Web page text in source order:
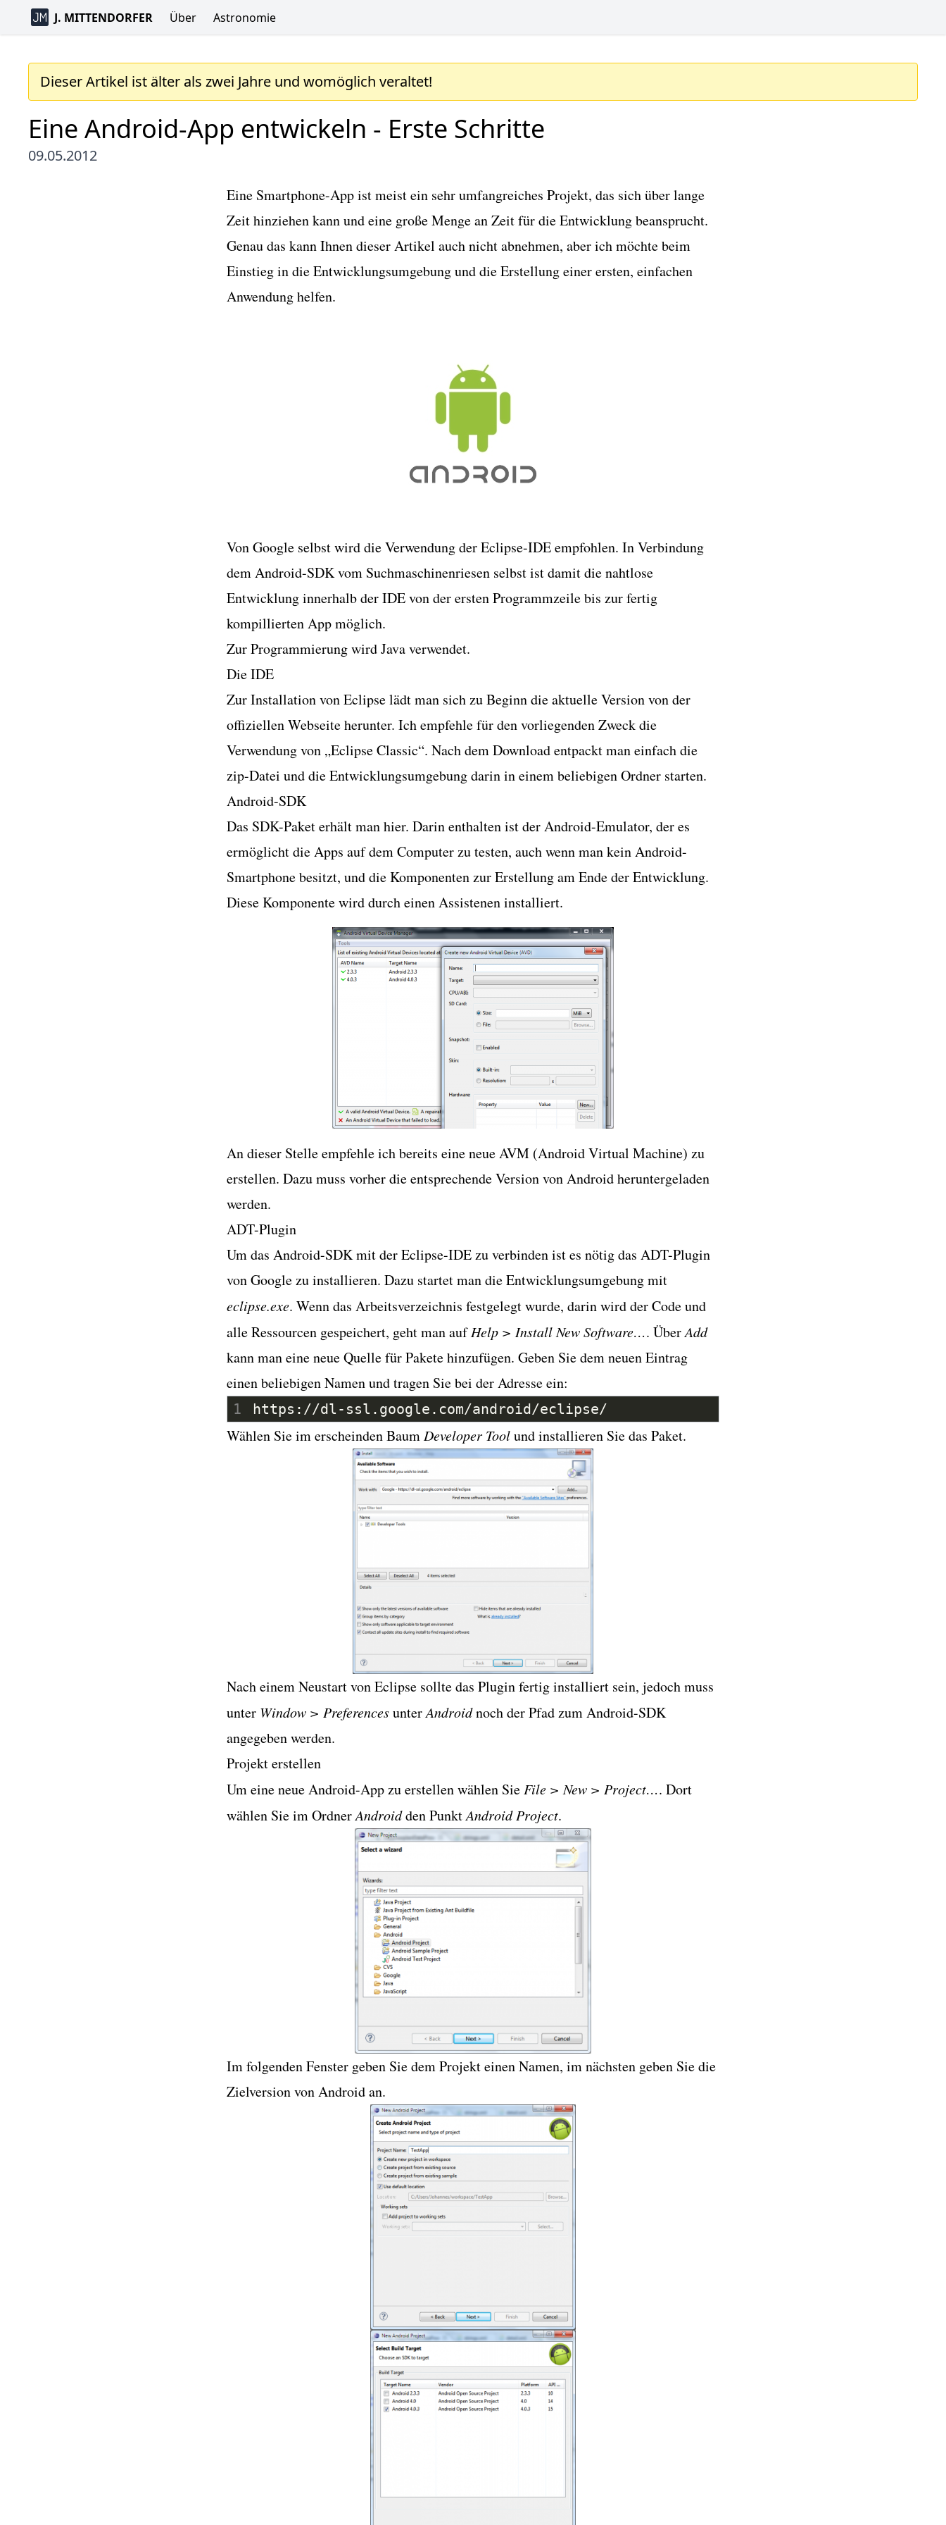
J. MITTENDORFER Über Astronomie
Dieser Artikel ist älter als zwei Jahre und womöglich veraltet!
Eine Android-App entwickeln - Erste Schritte
09.05.2012
Eine Smartphone-App ist meist ein sehr umfangreiches Projekt, das sich über lange
Zeit hinziehen kann und eine große Menge an Zeit für die Entwicklung beansprucht.
Genau das kann Ihnen dieser Artikel auch nicht abnehmen, aber ich möchte beim
Einstieg in die Entwicklungsumgebung und die Erstellung einer ersten, einfachen
Anwendung helfen.
Von Google selbst wird die Verwendung der Eclipse-IDE empfohlen. In Verbindung
dem Android-SDK vom Suchmaschinenriesen selbst ist damit die nahtlose
Entwicklung innerhalb der IDE von der ersten Programmzeile bis zur fertig
kompillierten App möglich.
Zur Programmierung wird Java verwendet.
Die IDE
Zur Installation von Eclipse lädt man sich zu Beginn dieaktuelle Versionvon der
offiziellen Webseite herunter. Ich empfehle für den vorliegenden Zweck die
Verwendung von „Eclipse Classic“. Nach dem Download entpackt man einfach die
zip-Datei und die Entwicklungsumgebung darin in einem beliebigen Ordner starten.
Android-SDK
Das SDK-Paket erhält manhier. Darin enthalten ist der Android-Emulator, der es
ermöglicht die Apps auf dem Computer zu testen, auch wenn man kein Android-
Smartphone besitzt, und die Komponenten zur Erstellung am Ende der Entwicklung.
Diese Komponente wird durch einen Assistenen installiert.
An dieser Stelle empfehle ich bereits eine neue AVM (Android Virtual Machine) zu
erstellen. Dazu muss vorher die entsprechende Version von Android heruntergeladen
werden.
ADT-Plugin
Um das Android-SDK mit der Eclipse-IDE zu verbinden ist es nötig das ADT-Plugin
von Google zu installieren. Dazu startet man die Entwicklungsumgebung mit
eclipse.exe. Wenn das Arbeitsverzeichnis festgelegt wurde, darin wird der Code und
alle Ressourcen gespeichert, geht man aufHelp > Install New Software…. ÜberAdd
kann man eine neue Quelle für Pakete hinzufügen. Geben Sie dem neuen Eintrag
einen beliebigen Namen und tragen Sie bei der Adresse ein:
1 https://dl-ssl.google.com/android/eclipse/
Wählen Sie im erscheinden Baum Developer Toolund installieren Sie das Paket.
Nach einem Neustart von Eclipse sollte das Plugin fertig installiert sein, jedoch muss
unter Window > PreferencesunterAndroidnoch der Pfad zum Android-SDK
angegeben werden.
Projekt erstellen
Um eine neue Android-App zu erstellen wählen Sie File > New > Project…. Dort
wählen Sie im OrdnerAndroidden PunktAndroid Project.
Im folgenden Fenster geben Sie dem Projekt einen Namen, im nächsten geben Sie die
Zielversion von Android an.